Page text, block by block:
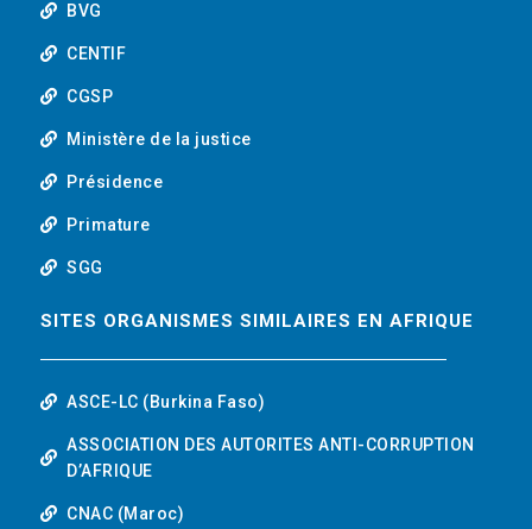
b
e
BVG
CENTIF
CGSP
Ministère de la justice
Présidence
Primature
SGG
SITES ORGANISMES SIMILAIRES EN AFRIQUE
ASCE-LC (Burkina Faso)
ASSOCIATION DES AUTORITES ANTI-CORRUPTION
D’AFRIQUE
CNAC (Maroc)